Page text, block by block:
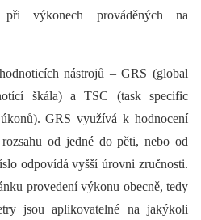
výkonech prováděných na
nástrojů –⁠ GRS (global
škála) a TSC (task specific
GRS využívá k hodnocení
od jedné do pěti, nebo od
odpovídá vyšší úrovni zručnosti.
provedení výkonu obecně, tedy
jsou aplikovatelné na jakýkoli